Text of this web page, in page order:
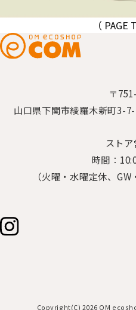
（ PAGE
〒
山口県下関市綾羅木新町3-
スト
時間：
（火曜・水曜定休、
Copyright(C) 2026 OM